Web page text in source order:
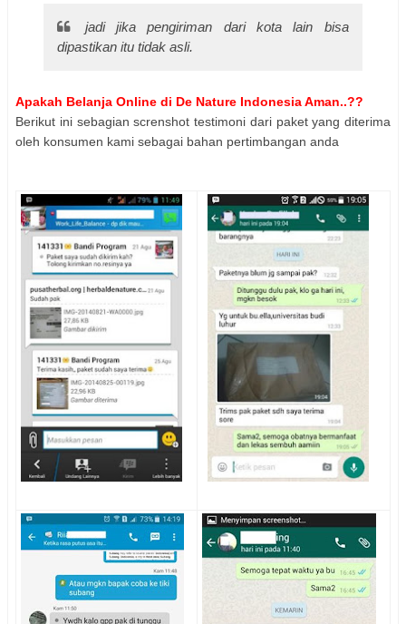
jadi jika pengiriman dari kota lain bisa
dipastikan itu tidak asli.
Apakah Belanja Online di De Nature Indonesia Aman..??
Berikut ini sebagian screnshot testimoni dari paket yang diterima
oleh konsumen kami sebagai bahan pertimbangan anda